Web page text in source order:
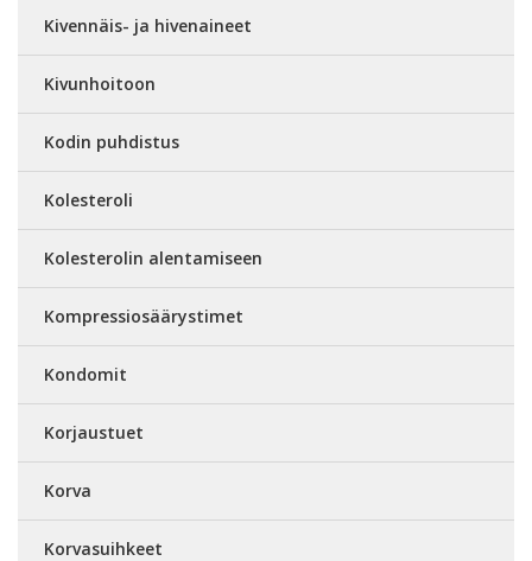
Kivennäis- ja hivenaineet
Kivunhoitoon
Kodin puhdistus
Kolesteroli
Kolesterolin alentamiseen
Kompressiosäärystimet
Kondomit
Korjaustuet
Korva
Korvasuihkeet